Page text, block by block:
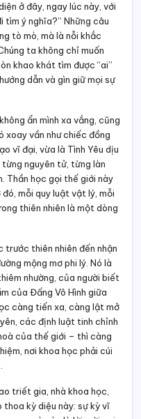
ở đây, ngay lúc này, với
ý nghĩa?” Những câu
tò mò, mà là nỗi khắc
ta không chỉ muốn
khao khát tìm được “ai”
dẫn và gìn giữ mọi sự
ẩn mình xa vắng, cũng
xoay vần như chiếc đồng
vĩ đại, vừa là Tình Yêu dịu
từng nguyên tử, từng làn
Thần học gọi thế giới này
mỗi quy luật vật lý, mỗi
thiên nhiên là một dòng
trước thiên nhiên đến nhận
mộng mơ phi lý. Nó là
nhường, của người biết
của Đấng Vô Hình giữa
càng tiến xa, càng lật mở
các định luật tinh chỉnh
của thế giới – thì càng
nơi khoa học phải cúi
triết gia, nhà khoa học,
thoa kỳ diệu này: sự kỳ vĩ